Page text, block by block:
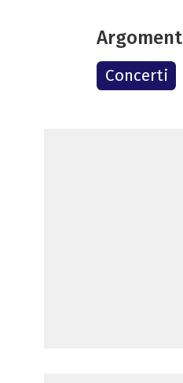
Concerti